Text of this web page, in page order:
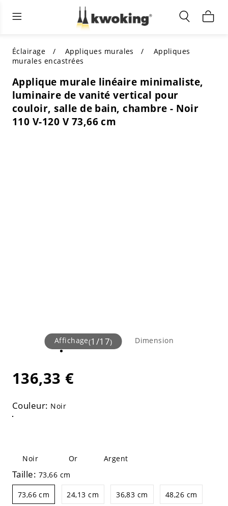
Meubles de salon
TOUS LES MEUBLES DE SALON
MEILLEURS CHOIX
ACHETEZ PAR STYLE
Éclairage intérieur
Acheter par catégorie
ACHETEZ PAR STYLE
Shop by Colors
Éclairage extérieur
TOUT L'ÉCLAIRAGE POUR
D'AUTRES ESPACES
ACHETEZ PAR CATÉGORIE
ACHETEZ PAR STYLE
Éclairage Appliques murales
Appliques
murales encastrées
Applique murale linéaire minimaliste,
luminaire de vanité vertical pour
couloir, salle de bain, chambre - Noir
110 V-120 V 73,66 cm
Affichage(1 /17) Dimension
136,33 €
Couleur: Noir
Noir Or Argent
Taille: 73,66 cm
73,66 cm 24,13 cm 36,83 cm 48,26 cm